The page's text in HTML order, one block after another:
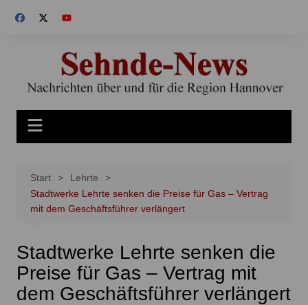
Inhalt
Start
Lehrte
Stadtwerke Lehrte senken die Preise für Gas – Vertrag
mit dem Geschäftsführer verlängert
Stadtwerke Lehrte senken die
Preise für Gas – Vertrag mit
dem Geschäftsführer verlängert